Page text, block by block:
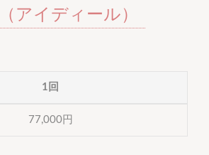
アイディール）
1回
77,000円